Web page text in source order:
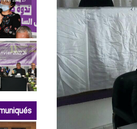
26 janvier 2022